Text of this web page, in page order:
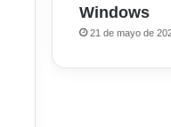
Windows
21 de mayo de